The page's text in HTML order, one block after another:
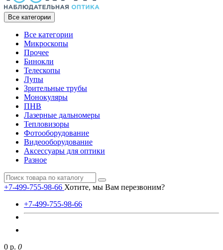
Все категории
Все категории
Микроскопы
Прочее
Бинокли
Телескопы
Лупы
Зрительные трубы
Монокуляры
ПНВ
Лазерные дальномеры
Тепловизоры
Фотооборудование
Видеооборудование
Аксессуары для оптики
Разное
+7-499-755-98-66 Хотите, мы Вам перезвоним?
+7-499-755-98-66
0 р. 0